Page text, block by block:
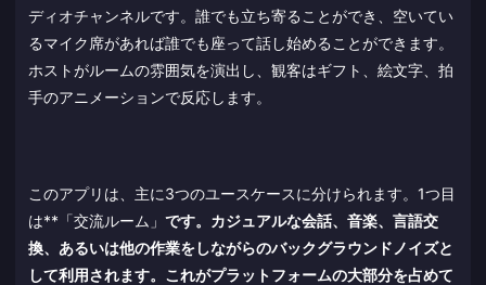
ディオチャンネルです。誰でも立ち寄ることができ、空いてい
るマイク席があれば誰でも座って話し始めることができます。
ホストがルームの雰囲気を演出し、観客はギフト、絵文字、拍
手のアニメーションで反応します。
このアプリは、主に3つのユースケースに分けられます。1つ目
は**「交流ルーム」 です。カジュアルな会話、音楽、言語交
換、あるいは他の作業をしながらのバックグラウンドノイズと
して利用されます。これがプラットフォームの大部分を占めて